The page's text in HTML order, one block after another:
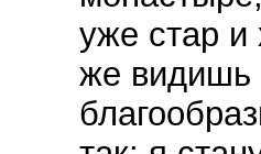
уже стар и
же видишь